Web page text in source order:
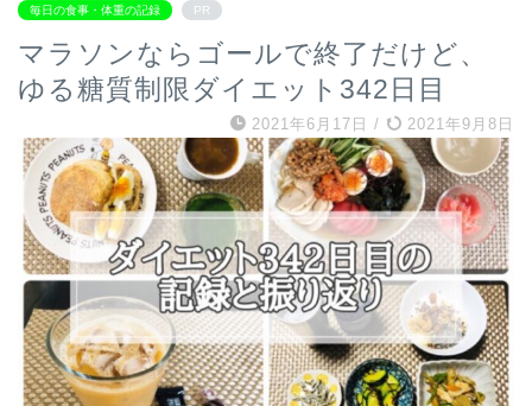
毎日の食事・体重の記録 PR
マラソンならゴールで終了だけど、
ゆる糖質制限ダイエット342日目
2021年6月17日 / 2021年9月8日